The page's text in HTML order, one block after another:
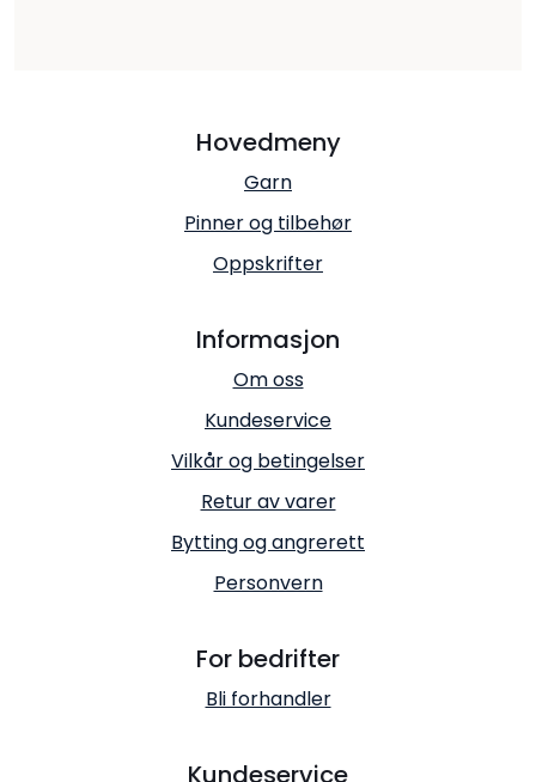
Hovedmeny
Garn
Pinner og tilbehør
Oppskrifter
Informasjon
Om oss
Kundeservice
Vilkår og betingelser
Retur av varer
Bytting og angrerett
Personvern
For bedrifter
Bli forhandler
Kundeservice